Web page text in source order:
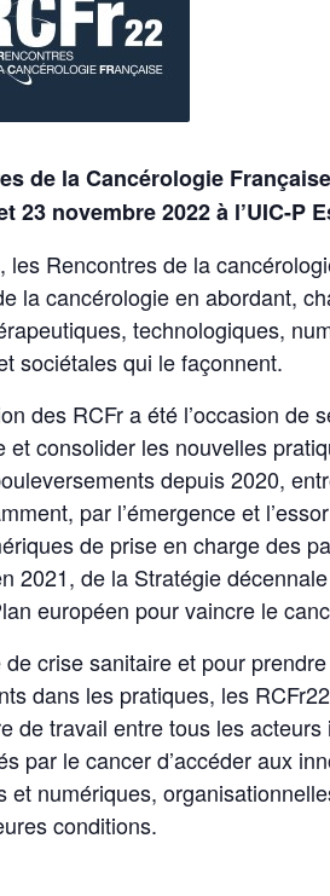
de la Cancérologie
23 novembre 2022 à l’UIC-P
les Rencontres de la
la cancérologie en abordant,
technologiques,
sociétales qui le façonnent.
des RCFr a été l’occasion de
et consolider les nouvelles
depuis 2020,
par l’émergence et
de prise en charge des
2021, de la Stratégie
européen pour vaincre le
crise sanitaire et pour
dans les pratiques, les
de travail entre tous les
par le cancer d’accéder aux
et numériques,
conditions.